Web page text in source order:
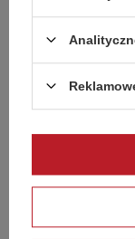
Wodoodporny